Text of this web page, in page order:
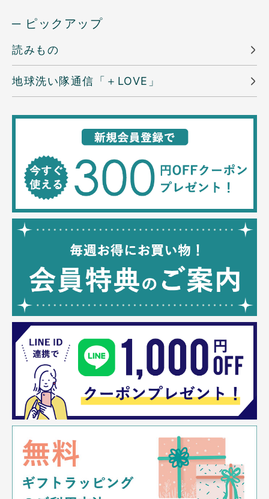
─ ピックアップ
読みもの
地球洗い隊通信「＋LOVE」